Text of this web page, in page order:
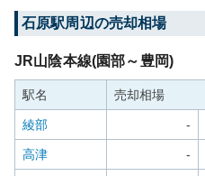
石原駅周辺の売却相場
JR山陰本線(園部～豊岡)
駅名 売却相場
綾部 -
高津 -